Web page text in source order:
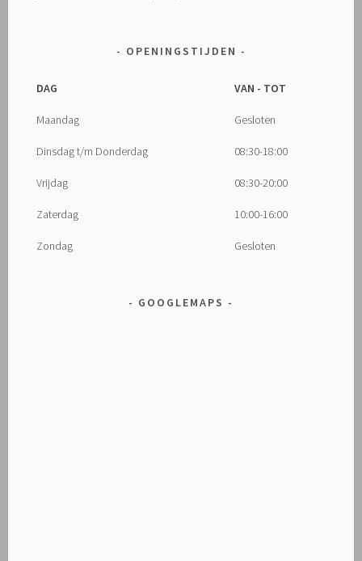
OPENINGSTIJDEN
DAG VAN - TOT
Maandag Gesloten
Dinsdag t/m Donderdag 08:30-18:00
Vrijdag 08:30-20:00
Zaterdag 10:00-16:00
Zondag Gesloten
GOOGLEMAPS